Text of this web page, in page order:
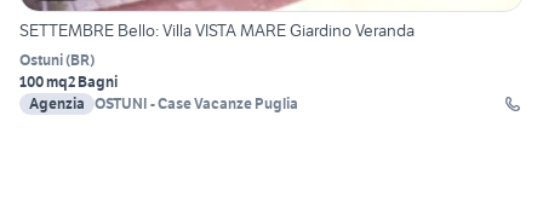
SETTEMBRE Bello: Villa VISTA MARE Giardino Veranda
Ostuni(BR)
100 mq2 Bagni
Agenzia OSTUNI - Case Vacanze Puglia